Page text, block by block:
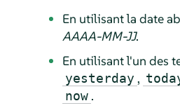
En utilisant la date
AAAA-MM-JJ.
En utilisant l'un des
yesterday ,
now .